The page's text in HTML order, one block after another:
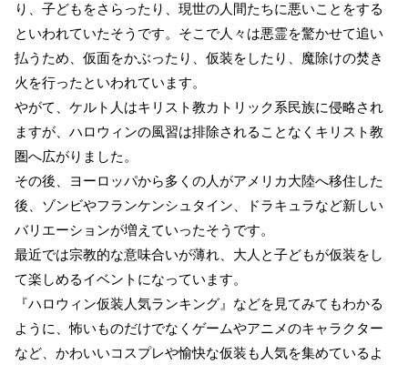
り、子どもをさらったり、現世の人間たちに悪いことをする
といわれていたそうです。そこで人々は悪霊を驚かせて追い
払うため、仮面をかぶったり、仮装をしたり、魔除けの焚き
火を行ったといわれています。
やがて、ケルト人はキリスト教カトリック系民族に侵略され
ますが、ハロウィンの風習は排除されることなくキリスト教
圏へ広がりました。
その後、ヨーロッパから多くの人がアメリカ大陸へ移住した
後、ゾンビやフランケンシュタイン、ドラキュラなど新しい
バリエーションが増えていったそうです。
最近では宗教的な意味合いが薄れ、大人と子どもが仮装をし
て楽しめるイベントになっています。
『ハロウィン仮装人気ランキング』などを見てみてもわかる
ように、怖いものだけでなくゲームやアニメのキャラクター
など、かわいいコスプレや愉快な仮装も人気を集めているよ